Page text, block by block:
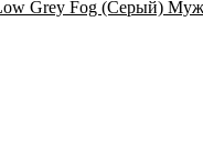
Grey Fog (Серый)